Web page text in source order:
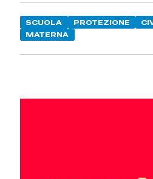
SCUOLA PROTEZIONE
MATERNA